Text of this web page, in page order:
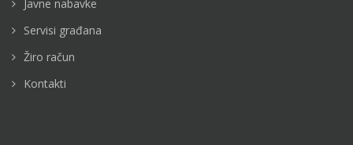
Javne nabavke
Servisi građana
Žiro račun
Kontakti